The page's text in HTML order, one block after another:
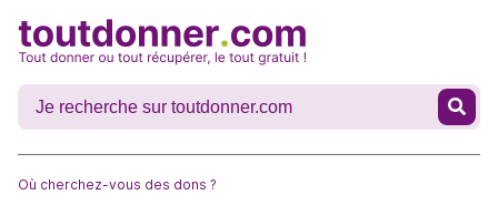
Où cherchez-vous des dons ?